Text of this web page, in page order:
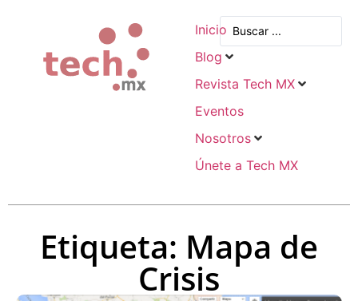
Inicio
Blog
Revista Tech MX
Eventos
Nosotros
Únete a Tech MX
Etiqueta: Mapa de
Crisis